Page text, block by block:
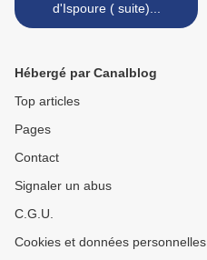
d'Ispoure ( suite)...
Hébergé par Canalblog
Top articles
Pages
Contact
Signaler un abus
C.G.U.
Cookies et données personnelles